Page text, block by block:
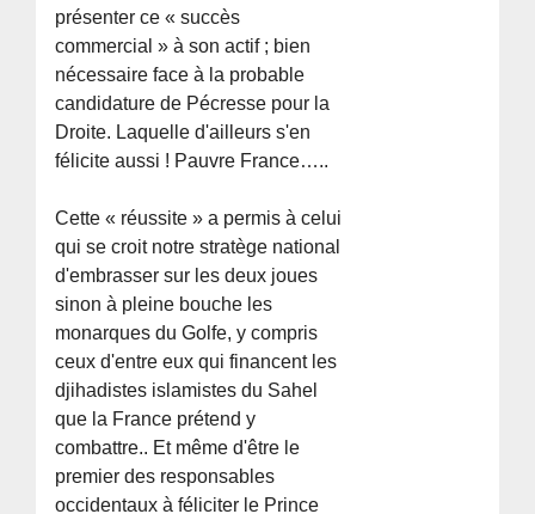
présenter ce « succès
commercial » à son actif ; bien
nécessaire face à la probable
candidature de Pécresse pour la
Droite. Laquelle d'ailleurs s'en
félicite aussi ! Pauvre France…..
Cette « réussite » a permis à celui
qui se croit notre stratège national
d'embrasser sur les deux joues
sinon à pleine bouche les
monarques du Golfe, y compris
ceux d'entre eux qui financent les
djihadistes islamistes du Sahel
que la France prétend y
combattre.. Et même d'être le
premier des responsables
occidentaux à féliciter le Prince